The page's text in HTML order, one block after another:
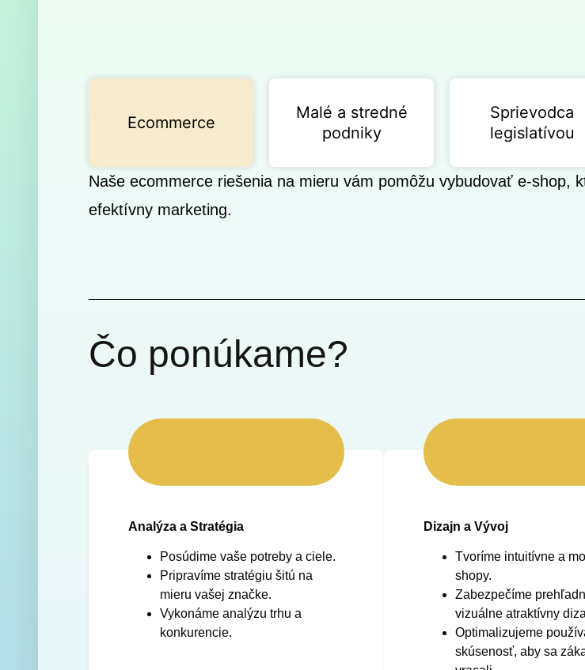
Ecommerce
Malé a stredné
podniky
Sprievodca
legislatívou
Naše ecommerce riešenia na mieru vám pomôžu vybudovať e-shop,
efektívny marketing.
Čo ponúkame?
Analýza a Stratégia
Posúdime vaše potreby a ciele.
Pripravíme stratégiu šitú na
mieru vašej značke.
Vykonáme analýzu trhu a
konkurencie.
Dizajn a Vývoj
Tvoríme intuitívne a
shopy.
Zabezpečíme
vizuálne atraktívny
Optimalizujeme
skúsenosť, aby sa